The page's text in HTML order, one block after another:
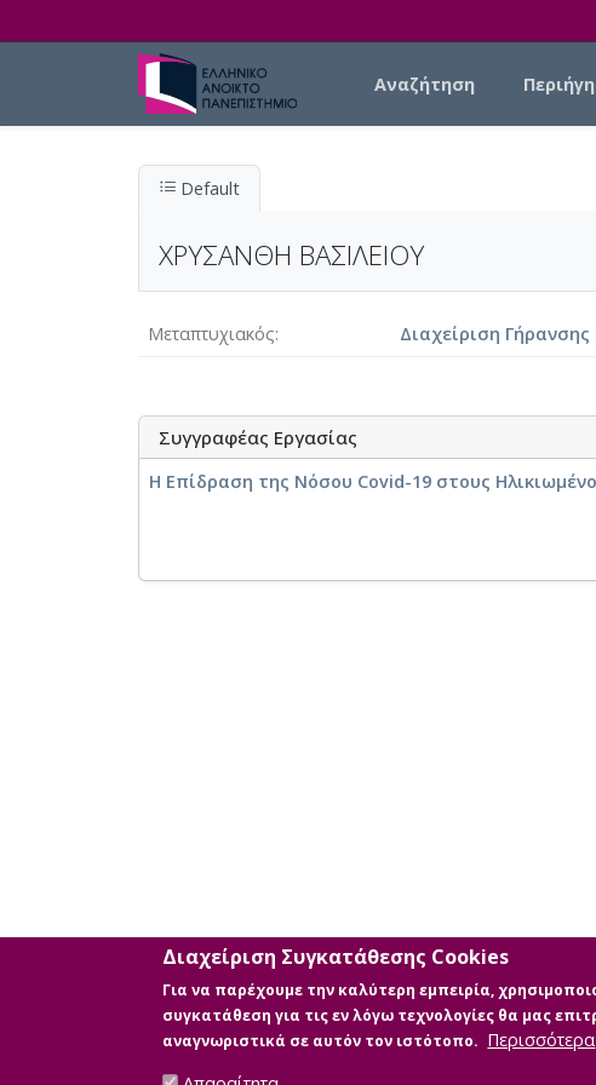
Αναζήτηση
Default
ΧΡΥΣΑΝΘΗ ΒΑΣΙΛΕΙΟΥ
Μεταπτυχιακός Διαχείριση
Συγγραφέας Εργασίας
Η Επίδραση της Νόσου Covid-19 στους
Διαχείριση Συγκατάθεσης Cookies
Για να παρέχουμε την καλύτερη εμπειρία,
συγκατάθεση για τις εν λόγω τεχνολογίες θα μας
αναγνωριστικά σε αυτόν τον ιστότοπο. Περισσότερα